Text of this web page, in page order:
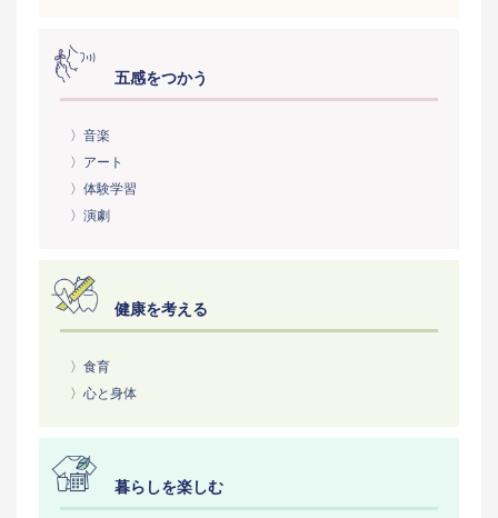
五感をつかう
〉音楽
〉アート
〉体験学習
〉演劇
健康を考える
〉食育
〉心と身体
暮らしを楽しむ